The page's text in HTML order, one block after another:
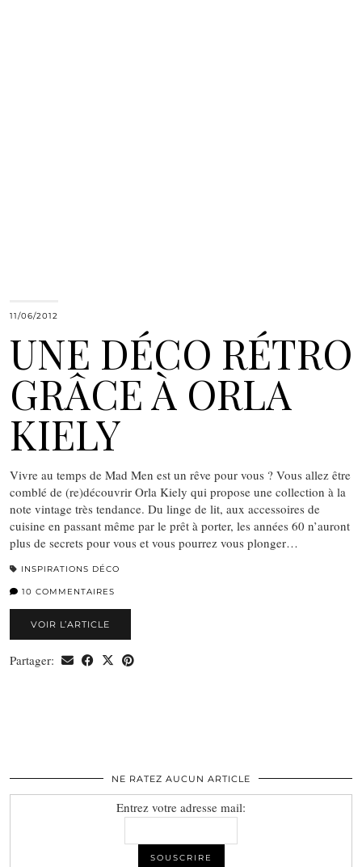
11/06/2012
UNE DÉCO RÉTRO
GRÂCE À ORLA
KIELY
Vivre au temps de Mad Men est un rêve pour vous ? Vous allez être
comblé de (re)découvrir Orla Kiely qui propose une collection à la
note vintage très tendance. Du linge de lit, aux accessoires de
cuisine en passant même par le prêt à porter, les années 60 n’auront
plus de secrets pour vous et vous pourrez vous plonger…
INSPIRATIONS DÉCO
10 COMMENTAIRES
VOIR L’ARTICLE
Partager:
NE RATEZ AUCUN ARTICLE
Entrez votre adresse mail: